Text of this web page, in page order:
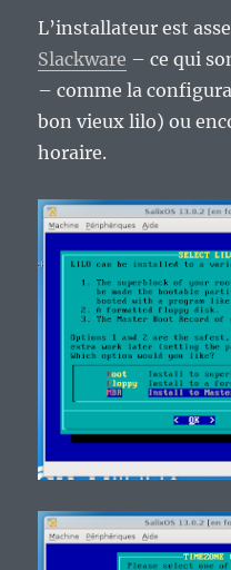
L’installateur est
Slackware – ce qui
– comme la
bon vieux lilo) ou
horaire.